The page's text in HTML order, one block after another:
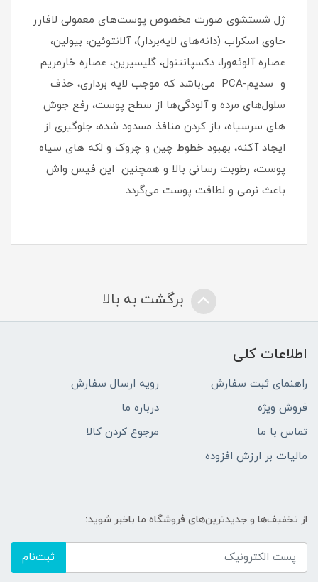
ژل شستشوی صورت مخصوص پوست‌های معمولی لافارر
حاوی اسکراب (دانه‌های لایه‌بردار)، آلانتوئین، بیولین،
عصاره آلوئه‌ورا، دکسپانتنول، گلیسیرین، عصاره خارمریم
و سدیم-PCA می‌باشد که موجب لایه برداری، حذف
سلول‌های مرده و آلودگی‌ها از سطح پوست، رفع جوش
های سرسیاه، باز کردن منافذ مسدود شده، جلوگیری از
ایجاد آکنه، بهبود خطوط چین و چروک و لکه های سیاه
پوست، رطوبت رسانی بالا و همچنین این فیس واش
باعث نرمی و لطافت پوست می‌گردد.
برگشت به بالا
اطلاعات کلی
راهنمای ثبت سفارش
رویه ارسال سفارش
فروش ویژه
درباره ما
تماس با ما
مرجوع کردن کالا
مالیات بر ارزش افزوده
از تخفیف‌ها و جدیدترین‌های فروشگاه ما باخبر شوید:
ثبت‌نام